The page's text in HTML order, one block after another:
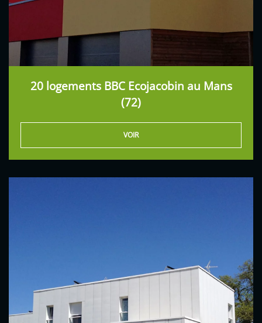
20 logements BBC Ecojacobin au Mans
(72)
VOIR